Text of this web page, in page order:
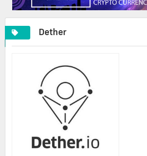
Dether